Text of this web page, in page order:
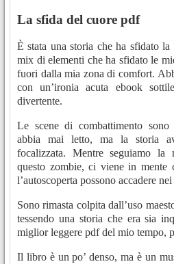
La sfida del cuore pdf
È stata una storia che ha sfidato
mix di elementi che ha sfidato le
fuori dalla mia zona di comfort.
con un’ironia acuta ebook
divertente.
Le scene di combattimento
abbia mai letto, ma la storia
focalizzata. Mentre seguiamo
questo zombie, ci viene in mente
l’autoscoperta possono accadere
Sono rimasta colpita dall’uso
tessendo una storia che era sia
miglior leggere pdf del mio tempo,
Il libro è un po’ denso, ma è un